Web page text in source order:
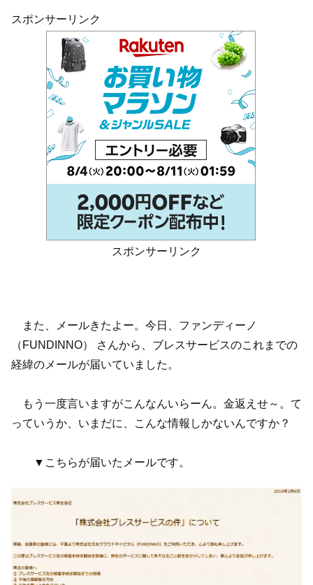
スポンサーリンク
スポンサーリンク
また、メールきたよー。今日、ファンディーノ
（FUNDINNO） さんから、ブレスサービスのこれまでの
経緯のメールが届いていました。
もう一度言いますがこんなんいらーん。金返えせ～。て
っていうか、いまだに、こんな情報しかないんですか？
▼こちらが届いたメールです。